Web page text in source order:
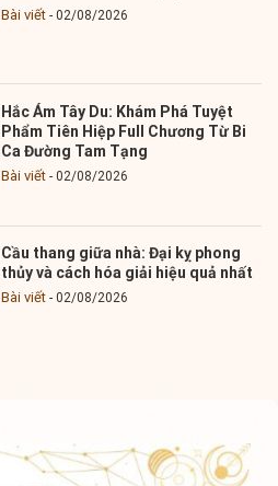
Bài viết 02/08/2026
Hắc Ám Tây Du: Khám Phá Tuyệt
Phẩm Tiên Hiệp Full Chương Từ Bi
Ca Đường Tam Tạng
Bài viết 02/08/2026
Cầu thang giữa nhà: Đại kỵ phong
thủy và cách hóa giải hiệu quả nhất
Bài viết 02/08/2026